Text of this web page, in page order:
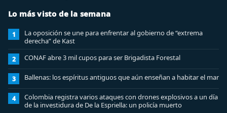
Lo más visto de la semana
1
La oposición se une para enfrentar al gobierno de “extrema
derecha” de Kast
2 CONAF abre 3 mil cupos para ser Brigadista Forestal
3 Ballenas: los espíritus antiguos que aún enseñan a habitar el mar
4
Colombia registra varios ataques con drones explosivos a un día
de la investidura de De la Espriella: un policía muerto